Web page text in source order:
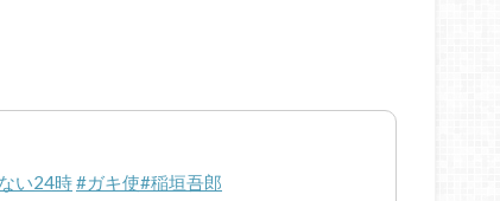
い24時#ガキ使#稲垣吾郎